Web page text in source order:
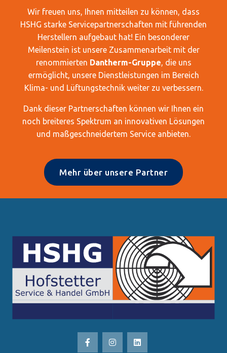
Wir freuen uns, Ihnen mitteilen zu können, dass
HSHG starke Servicepartnerschaften mit führenden
Herstellern aufgebaut hat! Ein besonderer
Meilenstein ist unsere Zusammenarbeit mit der
renommierten Dantherm-Gruppe, die uns
ermöglicht, unsere Dienstleistungen im Bereich
Klima- und Lüftungstechnik weiter zu verbessern.
Dank dieser Partnerschaften können wir Ihnen ein
noch breiteres Spektrum an innovativen Lösungen
und maßgeschneidertem Service anbieten.
Mehr über unsere Partner